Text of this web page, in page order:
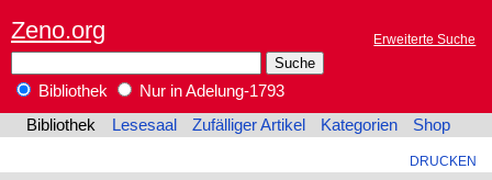
Zeno.org Erweiterte Suche
Bibliothek
Nur in Adelung-1793
Bibliothek
Lesesaal Zufälliger Artikel Kategorien Shop
DRUCKEN